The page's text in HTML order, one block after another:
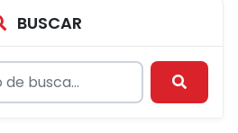
BUSCAR